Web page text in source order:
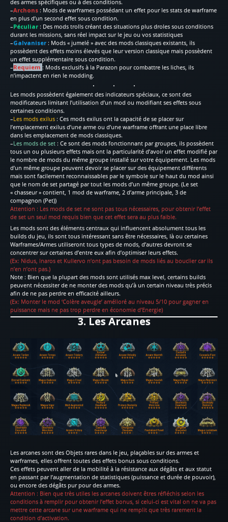
des armes spécifiques ou à des conditions.
–Archons : Mods de warframes possédant un effet pour les stats de warframe
en plus d’un second effet sous condition.
–Péculiar : Des mods trolls créant des situations plus droles sous conditions
durant les missions, sans réel impact sur le jeu ou vos statistiques
–Galvaniser : Mods « jumelé » avec des mods classiques existants, ils
possèdent des effets moins élevés que leur version classique mais possèdent
un effet supplémentaire sous condition.
–Requiem : Mods exclusifs à la Parazon pour combattre les liches, ils
n’impactent en rien le modding.
Les mods possèdent également des indicateurs spéciaux, ce sont des
modificateurs limitant l’utilisation d’un mod ou modifiant ses effets sous
certaines conditions.
–Les mods exilus : Ces mods exilus ont la capacité de se placer sur
l’emplacement exilus d’une arme ou d’une warframe offrant une place libre
dans les emplacement de mods classiques.
–Les mods de set : Ce sont des mods fonctionnant par groupes, ils possèdent
tous un ou plusieurs effets mais ont la particularité d’avoir un effet modifié par
le nombre de mods du même groupe installé sur votre équipement. Les mods
d’un même groupe peuvent devoir se placer sur des équipement différents
mais sont facilement reconnaissables par le symbole sur le haut du mod ainsi
que le nom de set partagé par tout les mods d’un même groupe. (Le set
« chasseur » contient, 1 mod de warframe, 2 d’arme principale, 3 de
compagnon (Pet))
Attention : Les mods de set ne sont pas tous nécessaires, pour obtenir l’effet
de set un seul mod requis bien que cet effet sera au plus faible.
Les mods sont des éléments centraux qui influencent absolument tous les
builds du jeu, ils sont tous intéressant sans être nécessaires, là ou certaines
Warframes/Armes utiliseront tous types de mods, d’autres devront se
concentrer sur certaines d’entre eux afin d’optimiser leurs effets.
(Ex: Nidus, Inaros et Kullervo n’ont pas besoin de mods liés au bouclier car ils
n’en n’ont pas.)
Note : Bien que la plupart des mods sont utilisés max level, certains builds
peuvent nécessiter de ne monter des mods qu’à un certain niveau très précis
afin de ne pas perdre en efficacité ailleurs.
(Ex: Monter le mod ‘Colère aveugle’ amélioré au niveau 5/10 pour gagner en
puissance mais ne pas trop perdre en économie d’Energie)
3. Les Arcanes
Les arcanes sont des Objets rares dans le jeu, plaçables sur des armes et
warframes, elles offrent toutes des effets bonus sous conditions.
Ces effets peuvent aller de la mobilité à la résistance aux dégâts et aux statut
en passant par l’augmentation de statistiques (puissance et durée de pouvoir),
ou encore des dégâts pur pour des armes.
Attention : Bien que très utiles les arcanes doivent êtres réfléchis selon les
conditions à remplir pour obtenir l’effet bonus, si celui-ci est vital on ne va pas
mettre cette arcane sur une warframe qui ne remplit que très rarement la
condition d’activation.